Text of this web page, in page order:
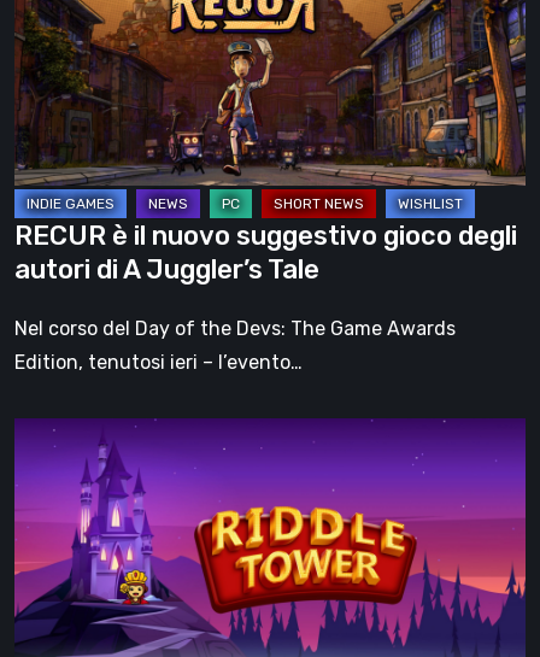
nuovo
suggestivo
gioco
degli
autori
di
A
Juggler’s
Tale
RECUR è il nuovo suggestivo gioco degli
autori di A Juggler’s Tale
Nel corso del Day of the Devs: The Game Awards
Edition, tenutosi ieri – l’evento…
Riddle
Tower
Recensione:
Un
gioco
ideale